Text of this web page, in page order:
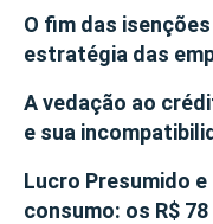
O fim das
estratégia das
A vedação ao
e sua
Lucro Presumido
consumo: os R$